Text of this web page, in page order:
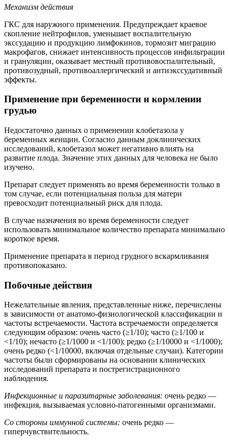
Механизм действия
ГКС для наружного применения. Предупреждает краевое
скопление нейтрофилов, уменьшает воспалительную
экссудацию и продукцию лимфокинов, тормозит миграцию
макрофагов, снижает интенсивность процессов инфильтрации
и грануляции, оказывает местный противовоспалительный,
противозудный, противоаллергический и антиэкссудативный
эффекты.
Применение при беременности и кормлении
грудью
Недостаточно данных о применении клобетазола у
беременных женщин. Согласно данным доклинических
исследований, клобетазол может негативно влиять на
развитие плода. Значение этих данных для человека не было
изучено.
Препарат следует применять во время беременности только в
том случае, если потенциальная польза для матери
превосходит потенциальный риск для плода.
В случае назначения во время беременности следует
использовать минимальное количество препарата минимально
короткое время.
Применение препарата в период грудного вскармливания
противопоказано.
Побочные действия
Нежелательные явления, представленные ниже, перечислены
в зависимости от анатомо-физиологической классификации и
частоты встречаемости. Частота встречаемости определяется
следующим образом: очень часто (≥1/10); часто (≥1/100 и
<1/10); нечасто (≥1/1000 и <1/100); редко (≥1/10000 и <1/1000);
очень редко (<1/10000, включая отдельные случаи). Категории
частоты были сформированы на основании клинических
исследований препарата и пострегистрационного
наблюдения.
Инфекционные и паразитарные заболевания: очень редко —
инфекция, вызываемая условно-патогенными организмами.
Со стороны иммунной системы: очень редко —
гиперчувствительность.